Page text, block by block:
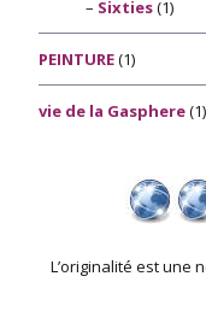
Sixties(1)
PEINTURE(1)
vie de la Gasphere(1)
L’originalité est une